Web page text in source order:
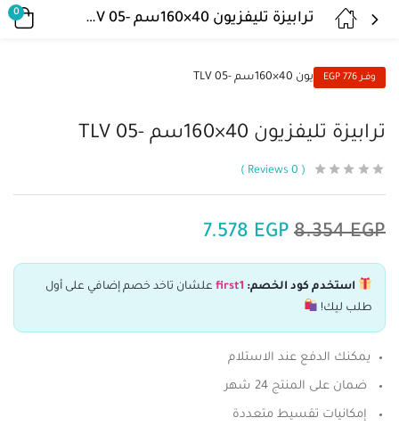
ترابيزة تليفزيون 40×160سم -TLV 05 0
وفــر 776 EGP
ترابيزة تليفزيون 40×160سم -TLV 05
0
8.354EGP
7.578 EGP
استخدم كود الخصم: first1علشان تاخد خصم إضافي على أول
طلب ليك!
يمكنك الدفع عند الاستلام
ضمان على المنتج 24 شهر
إمكانيات تقسيط متعددة